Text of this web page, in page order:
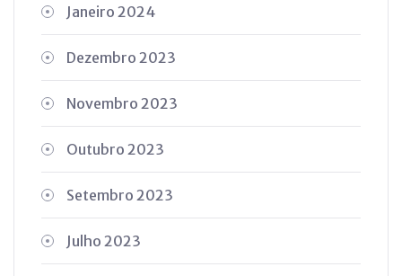
Janeiro 2024
Dezembro 2023
Novembro 2023
Outubro 2023
Setembro 2023
Julho 2023